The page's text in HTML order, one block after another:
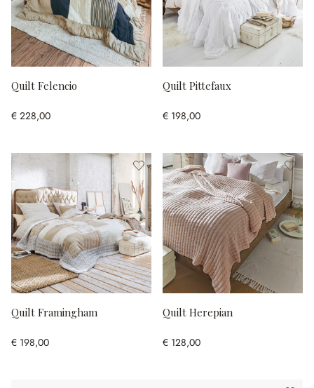
Quilt Felencio
€ 228,00
Quilt Pittefaux
€ 198,00
Quilt Framingham
€ 198,00
Quilt Herepian
€ 128,00